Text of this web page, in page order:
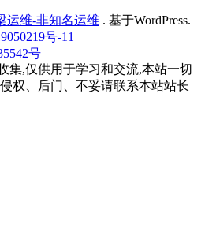
运维-非知名运维 . 基于WordPress.
号-11
号
集,仅供用于学习和交流,本站一切
权、后门、不妥请联系本站站长